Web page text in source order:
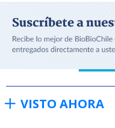
VISTO AHORA